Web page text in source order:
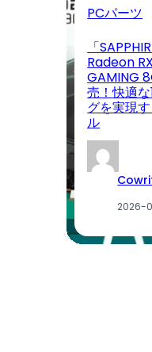
PCパーツ
「
Radeon
GAMING
売！快適
グを実現
ル
2026-